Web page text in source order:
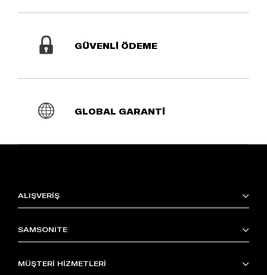
GÜVENLİ ÖDEME
GLOBAL GARANTİ
ALIŞVERİŞ
SAMSONITE
MÜŞTERİ HİZMETLERİ